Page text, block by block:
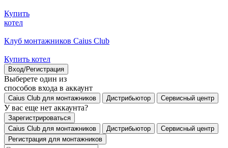
Купить
котел
Клуб монтажников Caius Club
Купить котел
Вход/Регистрация
Выберете один из
способов входа в аккаунт
Caius Club для монтажников Дистрибьютор Сервисный центр
У вас еще нет аккаунта?
Зарегистрироваться
Caius Club для монтажников
Дистрибьютор
Сервисный центр
Регистрация для монтажников